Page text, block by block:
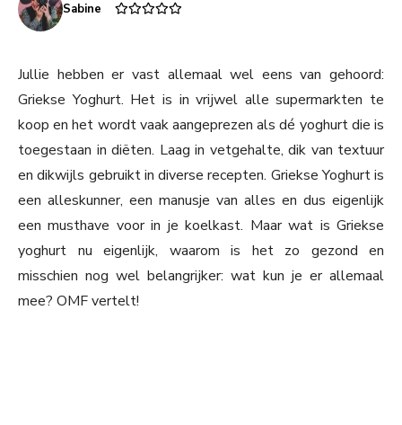
Sabine
Jullie hebben er vast allemaal wel eens van gehoord:
Griekse Yoghurt. Het is in vrijwel alle supermarkten te
koop en het wordt vaak aangeprezen als dé yoghurt die is
toegestaan in diëten. Laag in vetgehalte, dik van textuur
en dikwijls gebruikt in diverse recepten. Griekse Yoghurt is
een alleskunner, een manusje van alles en dus eigenlijk
een musthave voor in je koelkast. Maar wat is Griekse
yoghurt nu eigenlijk, waarom is het zo gezond en
misschien nog wel belangrijker: wat kun je er allemaal
mee? OMF vertelt!